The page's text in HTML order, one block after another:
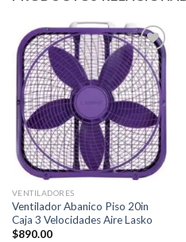
Añadir
a la
lista de
deseos
VENTILADORES
Ventilador Abanico Piso 20in
Caja 3 Velocidades Aire Lasko
$890.00